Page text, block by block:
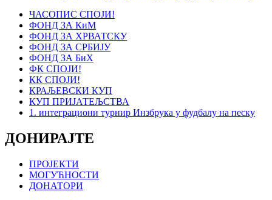
ЧАСОПИС СПОЈИ!
ФОНД ЗА КиМ
ФОНД ЗА ХРВАТСКУ
ФОНД ЗА СРБИЈУ
ФОНД ЗА БиХ
ФК СПОЈИ!
КК СПОЈИ!
КРАЉЕВСКИ КУП
КУП ПРИЈАТЕЉСТВА
1. интеграциони турнир Инзбрука у фудбалу на песку
ДОНИРАЈТЕ
ПРОЈЕКТИ
МОГУЋНОСТИ
ДОНАТОРИ